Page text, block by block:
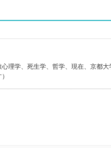
理学、死生学、哲学、現在、京都